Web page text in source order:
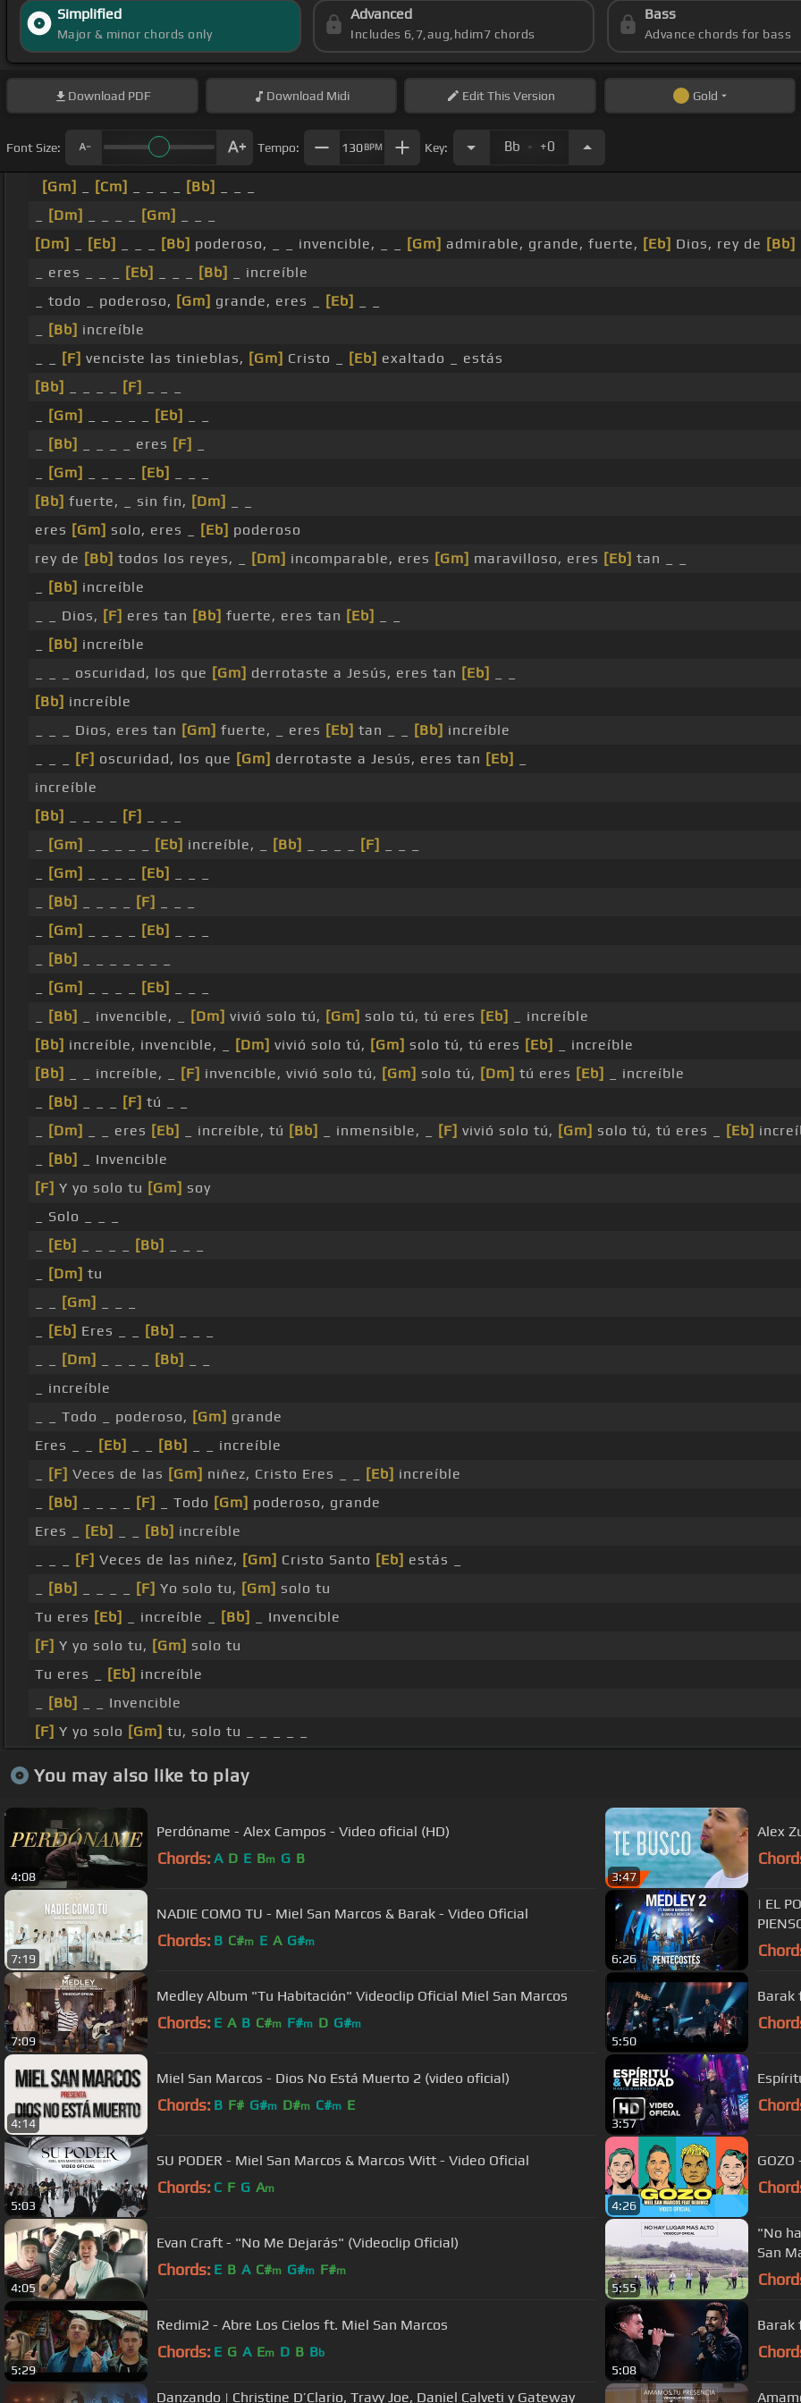
Simplified
Major & minor chords only
Advanced
Includes 6,7,aug,hdim7 chords
Bass
Advance chords for bass
Download PDF Download Midi EditThis Version Gold
Font Size: Tempo: 130BPM Key: Bb . +0
[Gm] [Cm] [Bb]
[Dm] [Gm]
[Dm]
[Eb] [Bb] poderoso, _ _ invencible, _ _ [Gm] admirable, grande, fuerte, [Eb] Dios, rey de [Bb]
_ eres _ _ _
[Eb] [Bb]
_ increíble
_ todo _ poderoso, [Gm] grande, eres _ [Eb]
[Bb] increíble
[F] venciste las tinieblas, [Gm] Cristo _ [Eb] exaltado _ estás
[Bb]
[F]
[Gm] [Eb]
[Bb] _ _ _ _ eres [F]
[Gm] [Eb]
[Bb] fuerte, _ sin fin, [Dm]
eres [Gm] solo, eres _ [Eb] poderoso
rey de [Bb] todos los reyes, _ [Dm] incomparable, eres [Gm] maravilloso, eres [Eb] tan _ _
[Bb] increíble
_ _ Dios, [F] eres tan [Bb] fuerte, eres tan [Eb]
[Bb] increíble
_ _ _ oscuridad, los que [Gm] derrotaste a Jesús, eres tan [Eb]
[Bb] increíble
_ _ _ Dios, eres tan [Gm] fuerte, _ eres [Eb] tan _ _ [Bb] increíble
[F] oscuridad, los que [Gm] derrotaste a Jesús, eres tan [Eb]
increíble
[Bb]
[F]
[Gm] [Eb] increíble, _ [Bb] [F]
[Gm] [Eb]
[Bb] [F]
[Gm] [Eb]
[Bb]
[Gm] [Eb]
[Bb] _ invencible, _ [Dm] vivió solo tú, [Gm] solo tú, tú eres [Eb]
_ increíble
[Bb] increíble, invencible, _ [Dm] vivió solo tú, [Gm] solo tú, tú eres [Eb]
_ increíble
[Bb]
_ _ increíble, _ [F] invencible, vivió solo tú, [Gm] solo tú, [Dm] tú eres [Eb]
_ increíble
[Bb] [F] tú _ _
[Dm] _ _ eres [Eb] _ increíble, tú [Bb] _ inmensible, _ [F] vivió solo tú, [Gm] solo tú, tú eres _ [Eb]
[Bb]
_ Invencible
[F] Y yo solo tu [Gm] soy
_ Solo _ _ _
[Eb] [Bb]
[Dm] tu
[Gm]
[Eb] Eres _ _ [Bb]
[Dm] [Bb]
_ increíble
_ _ Todo _ poderoso, [Gm] grande
Eres _ _
[Eb] [Bb]
_ _ increíble
[F] Veces de las [Gm] niñez, Cristo Eres _ _ [Eb] increíble
[Bb] [F] _ Todo [Gm] poderoso, grande
Eres _
[Eb] [Bb] increíble
[F] Veces de las niñez, [Gm] Cristo Santo [Eb] estás _
[Bb] [F] Yo solo tu, [Gm] solo tu
Tu eres [Eb] _ increíble _ [Bb]
_ Invencible
[F] Y yo solo tu, [Gm] solo tu
Tu eres _
[Eb] increíble
[Bb]
_ _ Invencible
[F] Y yo solo [Gm] tu, solo tu _ _ _ _ _
You may also like to play
4:08
Perdóname - Alex Campos - Video oficial (HD)
Chords: A D E Bm G B
3:47
Alex
7:19
NADIE COMO TU - Miel San Marcos & Barak - Video Oficial
Chords: B C#m E A G#m
6:26
| EL
7:09
Medley Album "Tu Habitación" Videoclip Oficial Miel San Marcos
Chords: E A B C#m F#m D G#m
5:50
4:14
Miel San Marcos - Dios No Está Muerto 2 (video oficial)
Chords: B F# G#m D#m C#m E
3:57
5:03
SU PODER - Miel San Marcos & Marcos Witt - Video Oficial
Chords: C F G Am
4:26
4:05
Evan Craft - "No Me Dejarás" (Videoclip Oficial)
Chords: E B A C#m G#m F#m
5:55
"No
San
5:29
Redimi2 - Abre Los Cielos ft. Miel San Marcos
Chords: E G A Em D B Bb
5:08
Danzando | Christine D’Clario, Travy Joe, Daniel Calveti y Gateway